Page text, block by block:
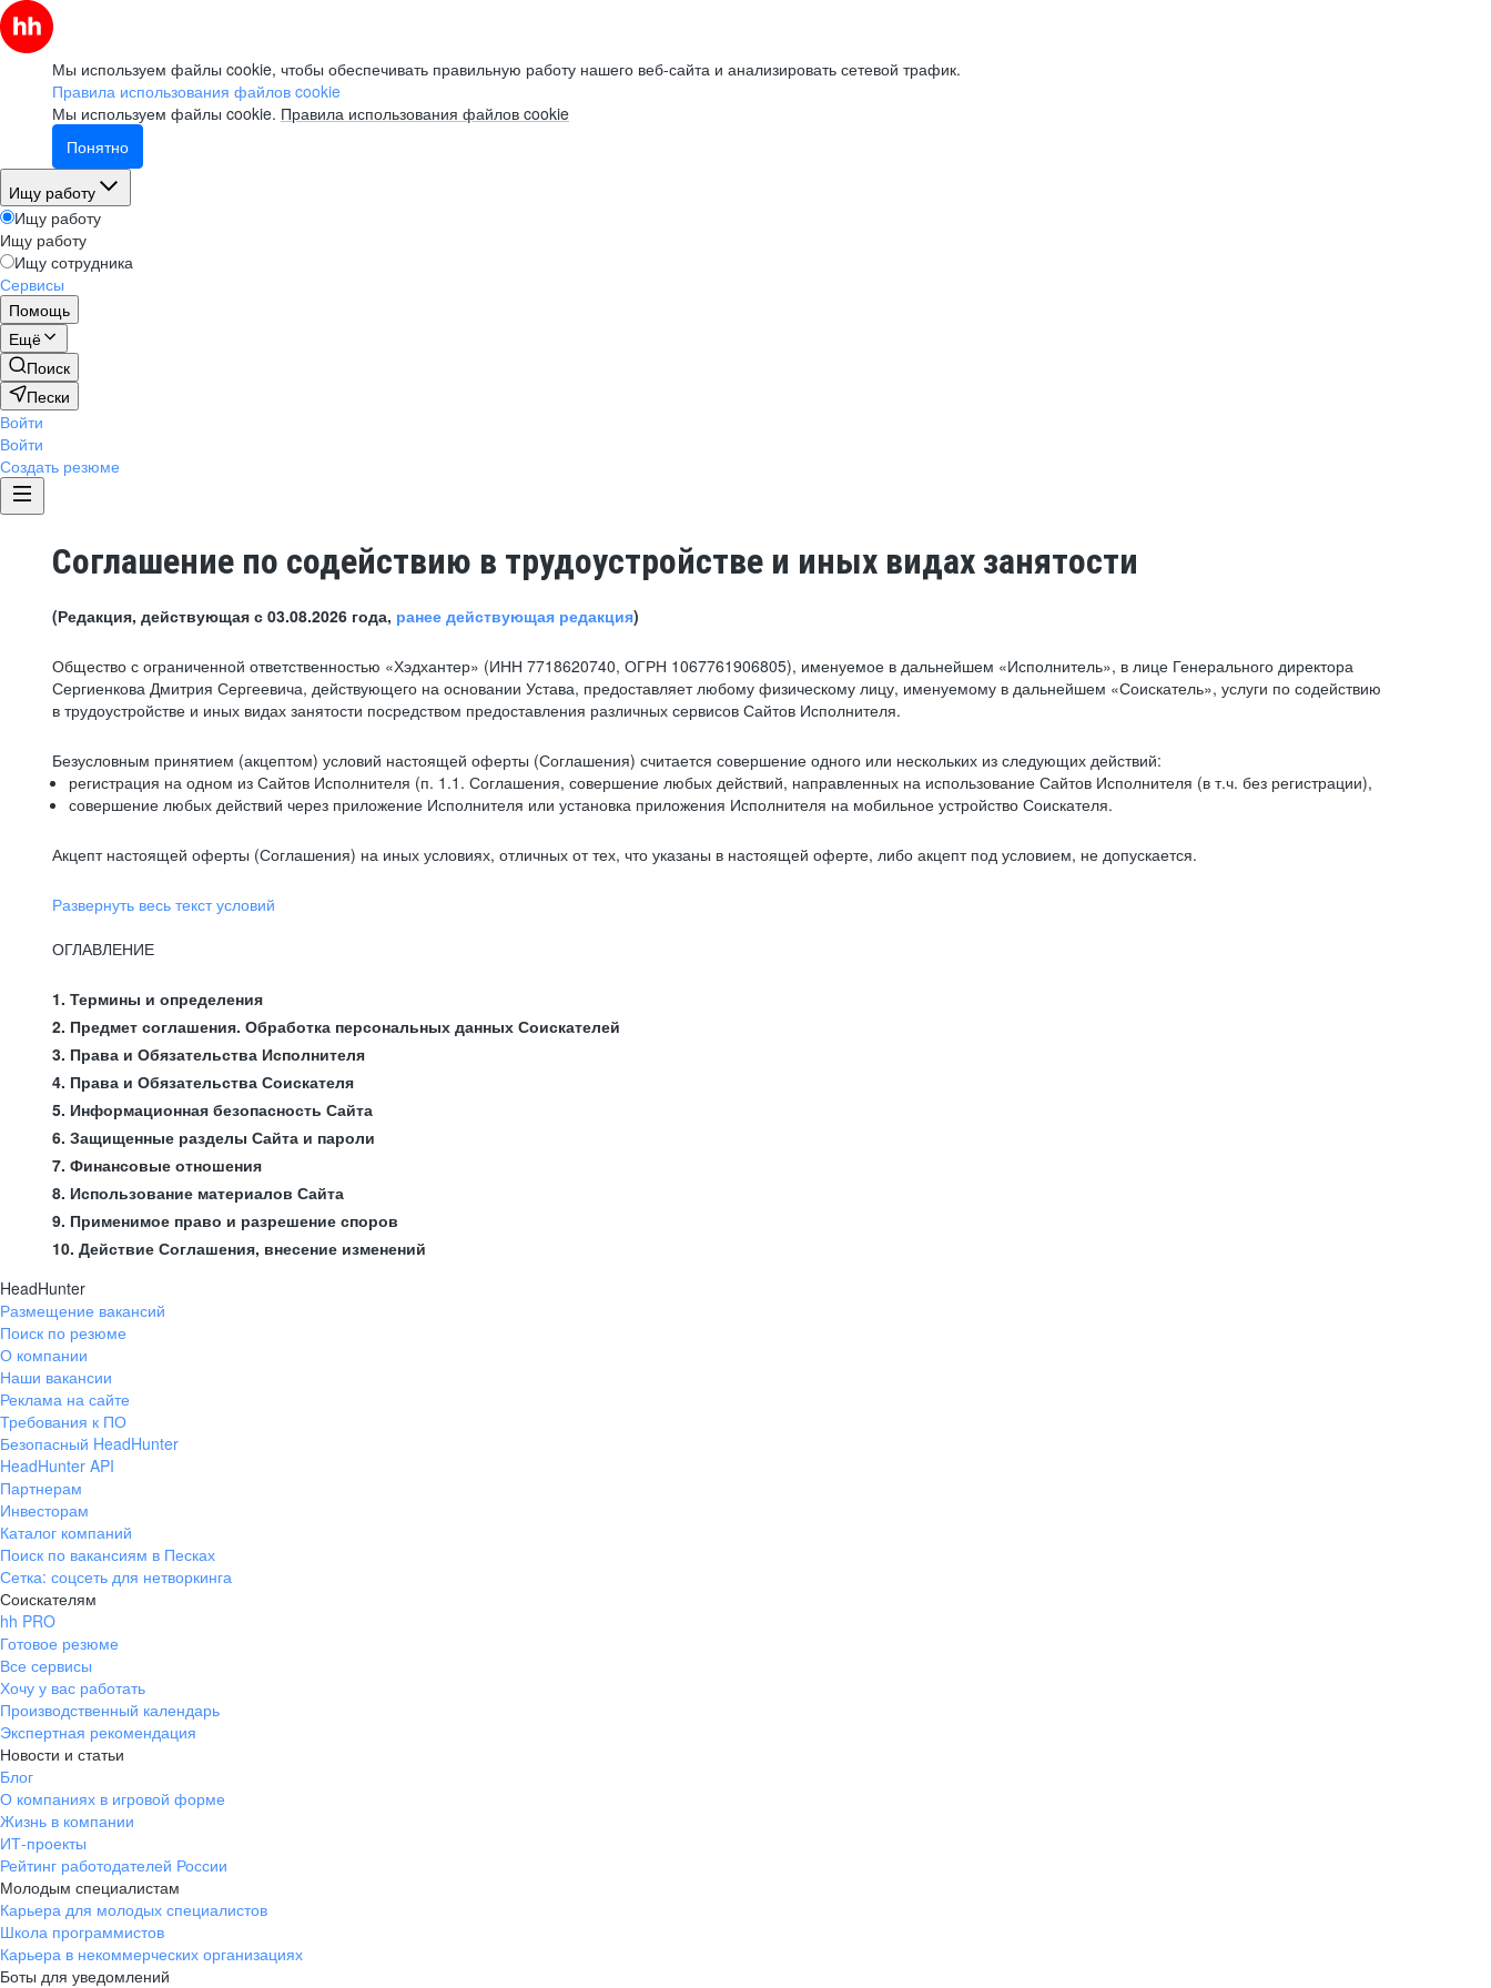
Мы используем файлы cookie, чтобы обеспечивать правильную работу нашего веб-сайта и анализировать сетевой трафик.
Правила использования файлов cookie
Мы используем файлы cookie. Правила использования файлов cookie
Понятно
Ищу работу
Ищу работу
Ищу работу
Ищу сотрудника
Сервисы
Помощь
Ещё
Поиск
Пески
Войти
Войти
Создать резюме
Соглашение по содействию в трудоустройстве и иных видах занятости
(Редакция, действующая с 03.08.2026 года, ранее действующая редакция)
Общество с ограниченной ответственностью «Хэдхантер» (ИНН 7718620740, ОГРН 1067761906805), именуемое в дальнейшем «Исполнитель», в лице Генерального директора
Сергиенкова Дмитрия Сергеевича, действующего на основании Устава, предоставляет любому физическому лицу, именуемому в дальнейшем «Соискатель», услуги по содействию
в трудоустройстве и иных видах занятости посредством предоставления различных сервисов Сайтов Исполнителя.
Безусловным принятием (акцептом) условий настоящей оферты (Соглашения) считается совершение одного или нескольких из следующих действий:
регистрация на одном из Сайтов Исполнителя (п. 1.1. Соглашения, совершение любых действий, направленных на использование Сайтов Исполнителя (в т.ч. без регистрации),
совершение любых действий через приложение Исполнителя или установка приложения Исполнителя на мобильное устройство Соискателя.
Акцепт настоящей оферты (Соглашения) на иных условиях, отличных от тех, что указаны в настоящей оферте, либо акцепт под условием, не допускается.
Развернуть весь текст условий
ОГЛАВЛЕНИЕ
1. Термины и определения
2. Предмет соглашения. Обработка персональных данных Соискателей
3. Права и Обязательства Исполнителя
4. Права и Обязательства Соискателя
5. Информационная безопасность Сайта
6. Защищенные разделы Сайта и пароли
7. Финансовые отношения
8. Использование материалов Сайта
9. Применимое право и разрешение споров
10. Действие Соглашения, внесение изменений
HeadHunter
Размещение вакансий
Поиск по резюме
О компании
Наши вакансии
Реклама на сайте
Требования к ПО
Безопасный HeadHunter
HeadHunter API
Партнерам
Инвесторам
Каталог компаний
Поиск по вакансиям в Песках
Сетка: соцсеть для нетворкинга
Соискателям
hh PRO
Готовое резюме
Все сервисы
Хочу у вас работать
Производственный календарь
Экспертная рекомендация
Новости и статьи
Блог
О компаниях в игровой форме
Жизнь в компании
ИТ-проекты
Рейтинг работодателей России
Молодым специалистам
Карьера для молодых специалистов
Школа программистов
Карьера в некоммерческих организациях
Боты для уведомлений